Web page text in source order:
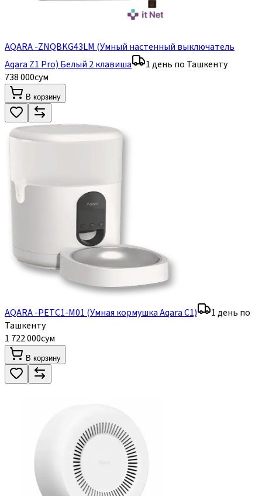
AQARA -ZNQBKG43LM (Умный настенный выключатель
Aqara Z1 Pro) Белый 2 клавиша
1 день по Ташкенту
738 000сум
В корзину
AQARA -PETC1-M01 (Умная кормушка Aqara C1)
1 день по
Ташкенту
1 722 000сум
В корзину